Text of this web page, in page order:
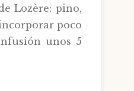
Lozère: pino,
poco
unos 5